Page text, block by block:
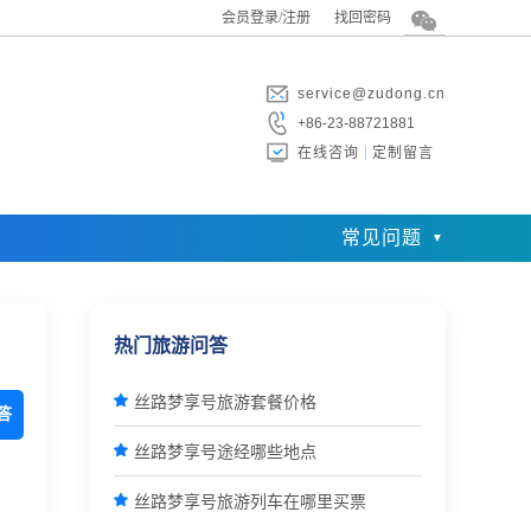
会员登录/注册 找回密码
service@zudong.cn
+86-23-88721881
在线咨询
定制留言
常见问题
热门旅游问答
 丝路梦享号旅游套餐价格
 丝路梦享号途经哪些地点
 丝路梦享号旅游列车在哪里买票